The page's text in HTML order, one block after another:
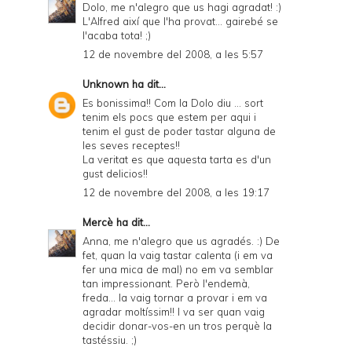
Dolo, me n'alegro que us hagi agradat! :)
L'Alfred així que l'ha provat... gairebé se
l'acaba tota! ;)
12 de novembre del 2008, a les 5:57
Unknown ha dit...
Es bonissima!! Com la Dolo diu ... sort
tenim els pocs que estem per aqui i
tenim el gust de poder tastar alguna de
les seves receptes!!
La veritat es que aquesta tarta es d'un
gust delicios!!
12 de novembre del 2008, a les 19:17
Mercè ha dit...
Anna, me n'alegro que us agradés. :) De
fet, quan la vaig tastar calenta (i em va
fer una mica de mal) no em va semblar
tan impressionant. Però l'endemà,
freda... la vaig tornar a provar i em va
agradar moltíssim!! I va ser quan vaig
decidir donar-vos-en un tros perquè la
tastéssiu. ;)